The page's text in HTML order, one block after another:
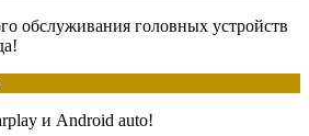
обслуживания головных устройств
и Android auto!